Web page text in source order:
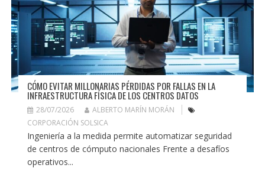
CÓMO EVITAR MILLONARIAS PÉRDIDAS POR FALLAS EN LA
INFRAESTRUCTURA FÍSICA DE LOS CENTROS DATOS
28/07/2026
ALBERTO MARÍN MORÁN
CORPORACIÓN SOLSICA
Ingeniería a la medida permite automatizar seguridad
de centros de cómputo nacionales Frente a desafíos
operativos...